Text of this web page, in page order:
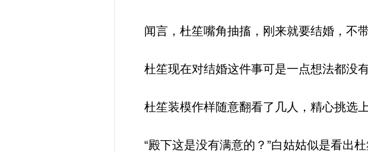
闻言，杜笙嘴角抽搐，刚来就要结婚，不带
杜笙现在对结婚这件事可是一点想法都没有
杜笙装模作样随意翻看了几人，精心挑选
“殿下这是没有满意的？”白姑姑似是看出